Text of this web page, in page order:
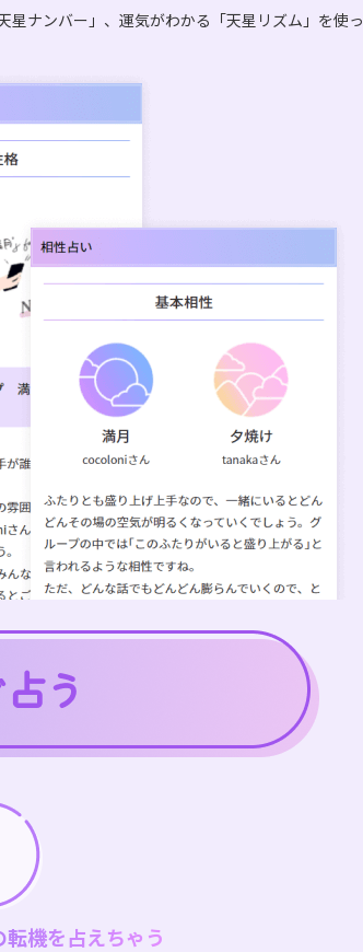
ナンバー」、運気がわかる「天星リズム」を使っ
機を占えちゃう